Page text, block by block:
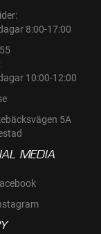
8:00-17:00
10:00-12:00
5A
MEDIA